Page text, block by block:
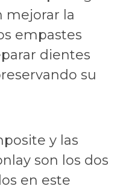
mejorar la
empastes
dientes
su
y las
son los dos
en este